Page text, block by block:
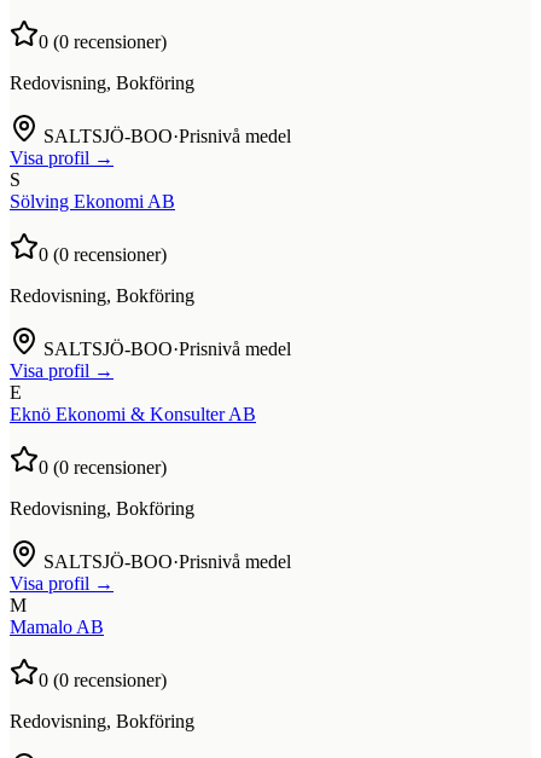
0 (0 recensioner)
Redovisning, Bokföring
SALTSJÖ-BOO·Prisnivå medel
Visa profil →
S
Sölving Ekonomi AB
0 (0 recensioner)
Redovisning, Bokföring
SALTSJÖ-BOO·Prisnivå medel
Visa profil →
E
Eknö Ekonomi & Konsulter AB
0 (0 recensioner)
Redovisning, Bokföring
SALTSJÖ-BOO·Prisnivå medel
Visa profil →
M
Mamalo AB
0 (0 recensioner)
Redovisning, Bokföring